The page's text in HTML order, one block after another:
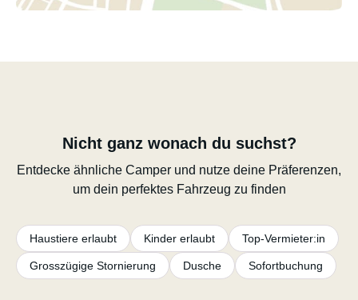
Nicht ganz wonach du suchst?
Entdecke ähnliche Camper und nutze deine Präferenzen,
um dein perfektes Fahrzeug zu finden
Haustiere erlaubt Kinder erlaubt Top-Vermieter:in
Grosszügige Stornierung Dusche Sofortbuchung